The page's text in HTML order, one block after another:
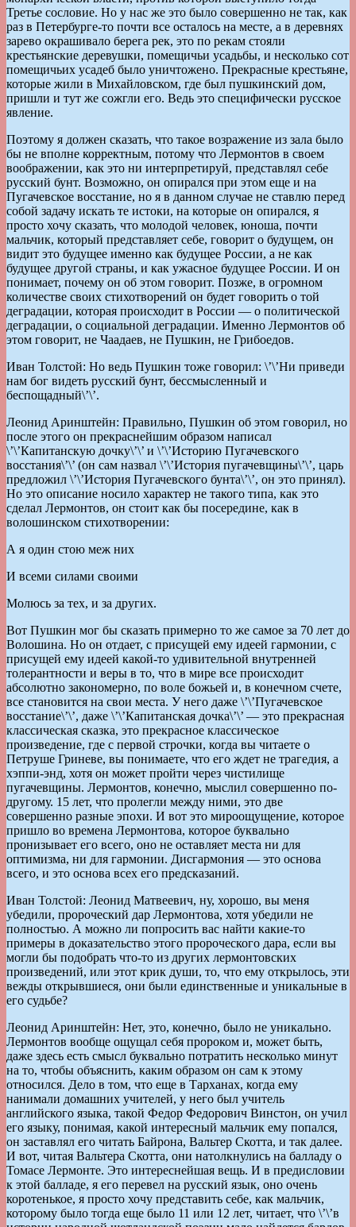
Третье сословие. Но у нас же это было совершенно не так, как
раз в Петербурге-то почти все осталось на месте, а в деревнях
зарево окрашивало берега рек, это по рекам стояли
крестьянские деревушки, помещичьи усадьбы, и несколько сот
помещичьих усадеб было уничтожено. Прекрасные крестьяне,
которые жили в Михайловском, где был пушкинский дом,
пришли и тут же сожгли его. Ведь это специфически русское
явление.
Поэтому я должен сказать, что такое возражение из зала было
бы не вполне корректным, потому что Лермонтов в своем
воображении, как это ни интерпретируй, представлял себе
русский бунт. Возможно, он опирался при этом еще и на
Пугачевское восстание, но я в данном случае не ставлю перед
собой задачу искать те истоки, на которые он опирался, я
просто хочу сказать, что молодой человек, юноша, почти
мальчик, который представляет себе, говорит о будущем, он
видит это будущее именно как будущее России, а не как
будущее другой страны, и как ужасное будущее России. И он
понимает, почему он об этом говорит. Позже, в огромном
количестве своих стихотворений он будет говорить о той
деградации, которая происходит в России — о политической
деградации, о социальной деградации. Именно Лермонтов об
этом говорит, не Чаадаев, не Пушкин, не Грибоедов.
Иван Толстой: Но ведь Пушкин тоже говорил: \’\’Ни приведи
нам бог видеть русский бунт, бессмысленный и
беспощадный\’\’.
Леонид Аринштейн: Правильно, Пушкин об этом говорил, но
после этого он прекраснейшим образом написал
\’\’Капитанскую дочку\’\’ и \’\’Историю Пугачевского
восстания\’\’ (он сам назвал \’\’История пугачевщины\’\’, царь
предложил \’\’История Пугачевского бунта\’\’, он это принял).
Но это описание носило характер не такого типа, как это
сделал Лермонтов, он стоит как бы посередине, как в
волошинском стихотворении:
А я один стою меж них
И всеми силами своими
Молюсь за тех, и за других.
Вот Пушкин мог бы сказать примерно то же самое за 70 лет до
Волошина. Но он отдает, с присущей ему идеей гармонии, с
присущей ему идеей какой-то удивительной внутренней
толерантности и веры в то, что в мире все происходит
абсолютно закономерно, по воле божьей и, в конечном счете,
все становится на свои места. У него даже \’\’Пугачевское
восстание\’\’, даже \’\’Капитанская дочка\’\’ — это прекрасная
классическая сказка, это прекрасное классическое
произведение, где с первой строчки, когда вы читаете о
Петруше Гриневе, вы понимаете, что его ждет не трагедия, а
хэппи-энд, хотя он может пройти через чистилище
пугачевщины. Лермонтов, конечно, мыслил совершенно по-
другому. 15 лет, что пролегли между ними, это две
совершенно разные эпохи. И вот это мироощущение, которое
пришло во времена Лермонтова, которое буквально
пронизывает его всего, оно не оставляет места ни для
оптимизма, ни для гармонии. Дисгармония — это основа
всего, и это основа всех его предсказаний.
Иван Толстой: Леонид Матвеевич, ну, хорошо, вы меня
убедили, пророческий дар Лермонтова, хотя убедили не
полностью. А можно ли попросить вас найти какие-то
примеры в доказательство этого пророческого дара, если вы
могли бы подобрать что-то из других лермонтовских
произведений, или этот крик души, то, что ему открылось, эти
вежды открывшиеся, они были единственные и уникальные в
его судьбе?
Леонид Аринштейн: Нет, это, конечно, было не уникально.
Лермонтов вообще ощущал себя пророком и, может быть,
даже здесь есть смысл буквально потратить несколько минут
на то, чтобы объяснить, каким образом он сам к этому
относился. Дело в том, что еще в Тарханах, когда ему
нанимали домашних учителей, у него был учитель
английского языка, такой Федор Федорович Винстон, он учил
его языку, понимая, какой интересный мальчик ему попался,
он заставлял его читать Байрона, Вальтер Скотта, и так далее.
И вот, читая Вальтера Скотта, они натолкнулись на балладу о
Томасе Лермонте. Это интереснейшая вещь. И в предисловии
к этой балладе, я его перевел на русский язык, оно очень
коротенькое, я просто хочу представить себе, как мальчик,
которому было тогда еще было 11 или 12 лет, читает, что \’\’в